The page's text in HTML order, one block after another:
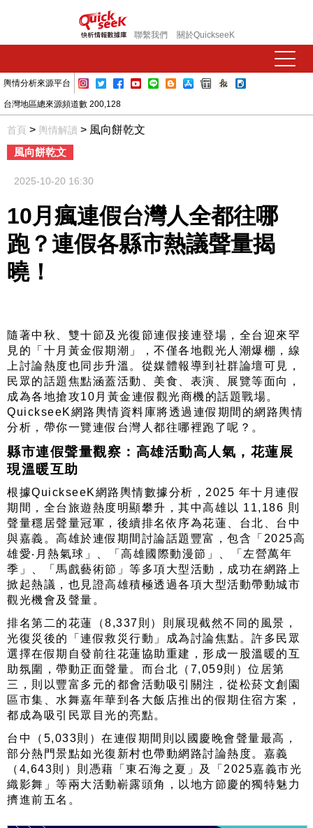
聯繫我們 關於QuickseeK
輿情分析來源平台
台灣地區總來源頻道數 200,128
首頁 > 輿情解讀 > 風向餅乾文
風向餅乾文
2025-10-20 16:30
10月瘋連假台灣人全都往哪
跑？連假各縣市熱議聲量揭
曉！
隨著中秋、雙十節及光復節連假接連登場，全台迎來罕
見的「十月黃金假期潮」，不僅各地觀光人潮爆棚，線
上討論熱度也同步升溫。從媒體報導到社群論壇可見，
民眾的話題焦點涵蓋活動、美食、表演、展覽等面向，
成為各地搶攻10月黃金連假觀光商機的話題戰場。
QuickseeK網路輿情資料庫將透過連假期間的網路輿情
分析，帶你一覽連假台灣人都往哪裡跑了呢？。
縣市連假聲量觀察：高雄活動高人氣，花蓮展
現溫暖互助
根據QuickseeK網路輿情數據分析，2025 年十月連假
期間，全台旅遊熱度明顯攀升，其中高雄以 11,186 則
聲量穩居聲量冠軍，後續排名依序為花蓮、台北、台中
與嘉義。高雄於連假期間討論話題豐富，包含「2025高
雄愛‧月熱氣球」、「高雄國際動漫節」、「左營萬年
季」、「馬戲藝術節」等多項大型活動，成功在網路上
掀起熱議，也見證高雄積極透過各項大型活動帶動城市
觀光機會及聲量。
排名第二的花蓮（8,337則）則展現截然不同的風景，
光復災後的「連假救災行動」成為討論焦點。許多民眾
選擇在假期自發前往花蓮協助重建，形成一股溫暖的互
助氛圍，帶動正面聲量。而台北（7,059則）位居第
三，則以豐富多元的都會活動吸引關注，從松菸文創園
區市集、水舞嘉年華到各大飯店推出的假期住宿方案，
都成為吸引民眾目光的亮點。
台中（5,033則）在連假期間則以國慶晚會聲量最高，
部分熱門景點如光復新村也帶動網路討論熱度。嘉義
（4,643則）則憑藉「東石海之夏」及「2025嘉義市光
織影舞」等兩大活動嶄露頭角，以地方節慶的獨特魅力
擠進前五名。